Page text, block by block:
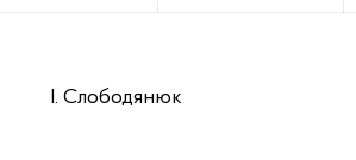
І. Слободянюк